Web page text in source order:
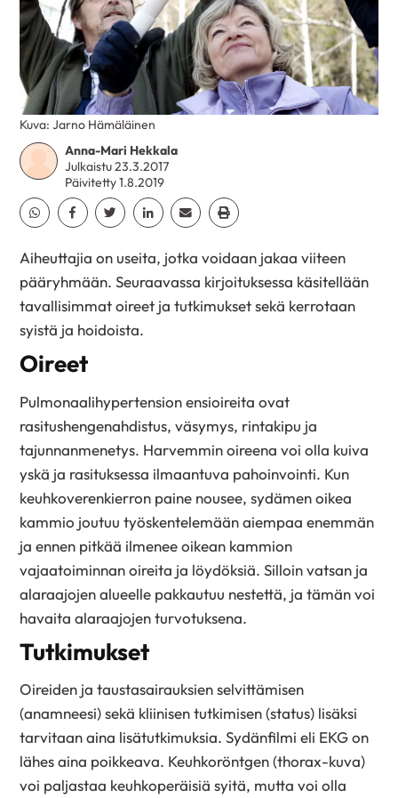
Anna-Mari Hekkala
Julkaistu 23.3.2017
Päivitetty 1.8.2019
Jaa Whatsapp
Jaa Facebook
Jaa TwitterJaa Linkedin
Jaa EmailJaa Print
Kuva: Jarno Hämäläinen
Aiheuttajia on useita, jotka voidaan jakaa viiteen
pääryhmään. Seuraavassa kirjoituksessa käsitellään
tavallisimmat oireet ja tutkimukset sekä kerrotaan
syistä ja hoidoista.
Oireet
Pulmonaalihypertension ensioireita ovat
rasitushengenahdistus, väsymys, rintakipu ja
tajunnanmenetys. Harvemmin oireena voi olla kuiva
yskä ja rasituksessa ilmaantuva pahoinvointi. Kun
keuhkoverenkierron paine nousee, sydämen oikea
kammio joutuu työskentelemään aiempaa enemmän
ja ennen pitkää ilmenee oikean kammion
vajaatoiminnan oireita ja löydöksiä. Silloin vatsan ja
alaraajojen alueelle pakkautuu nestettä, ja tämän voi
havaita alaraajojen turvotuksena.
Tutkimukset
Oireiden ja taustasairauksien selvittämisen
(anamneesi) sekä kliinisen tutkimisen (status) lisäksi
tarvitaan aina lisätutkimuksia. Sydänfilmi eli EKG on
lähes aina poikkeava. Keuhkoröntgen (thorax-kuva)
voi paljastaa keuhkoperäisiä syitä, mutta voi olla